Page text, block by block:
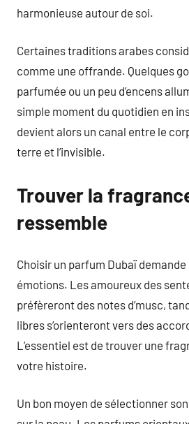
harmonieuse autour de soi.
Certaines traditions arabes
comme une offrande. Quelques
parfumée ou un peu d’encens
simple moment du quotidien en
devient alors un canal entre le
terre et l’invisible.
Trouver la
ressemble
Choisir un parfum Dubaï
émotions. Les amoureux des
préfèreront des notes d’musc,
libres s’orienteront vers des
L’essentiel est de trouver une
votre histoire.
Un bon moyen de sélectionner